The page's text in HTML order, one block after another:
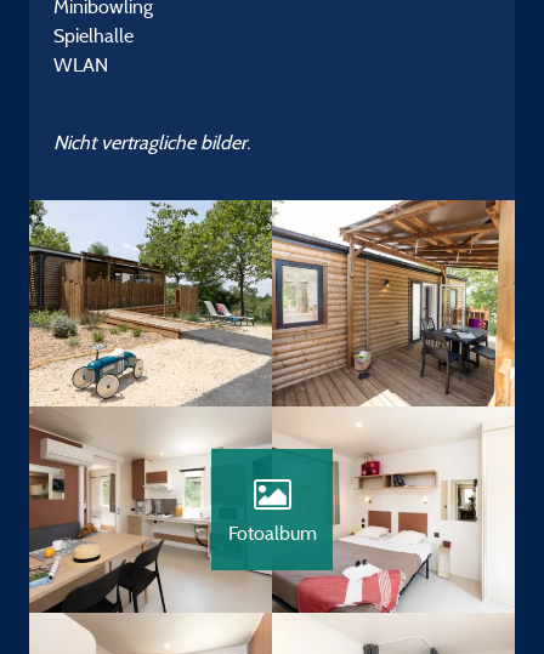
Minibowling
Spielhalle
WLAN
Nicht vertragliche bilder.
Fotoalbum